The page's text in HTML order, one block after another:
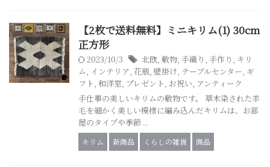
【2枚で送料無料】ミニキリム(1) 30cm
正方形
2023/10/3 北欧, 敷物, 手織り , 手作り , キリ
ム, インテリア, 花瓶, 壁掛け, テーブルセンター, ギ
フト, 和洋室, プレゼント, お祝い, アンティーク
手仕事の美しいキリムの敷物です。 草木染された羊
毛を細かく美しい模様に編み込んだキリムは、お部
屋のタイプや季節 ...
キリム 新商品 くらしの雑貨 商品